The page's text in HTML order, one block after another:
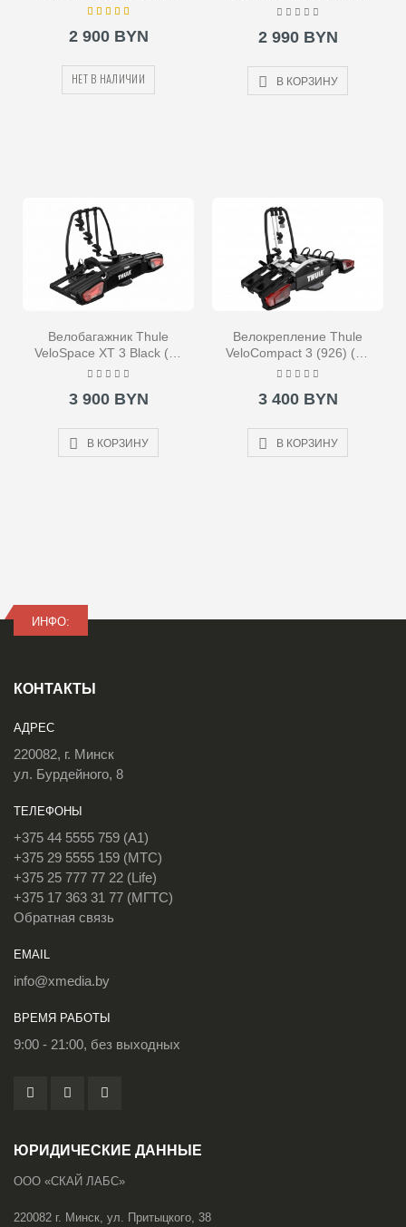
фаркоп)
2 900 BYN
НЕТ В НАЛИЧИИ
фаркоп)
2 990 BYN
В КОРЗИНУ
Велобагажник Thule
VeloSpace XT 3 Black (на
фаркоп)
3 900 BYN
В КОРЗИНУ
Велокрепление Thule
VeloCompact 3 (926) (на
фаркоп)
3 400 BYN
В КОРЗИНУ
ИНФО:
КОНТАКТЫ
АДРЕС
220082, г. Минск
ул. Бурдейного, 8
ТЕЛЕФОНЫ
+375 44 5555 759 (A1)
+375 29 5555 159 (МТС)
+375 25 777 77 22 (Life)
+375 17 363 31 77 (МГТС)
Обратная связь
EMAIL
info@xmedia.by
ВРЕМЯ РАБОТЫ
9:00 - 21:00, без выходных
ЮРИДИЧЕСКИЕ ДАННЫЕ
ООО «СКАЙ ЛАБС»
220082 г. Минск, ул. Притыцкого, 38